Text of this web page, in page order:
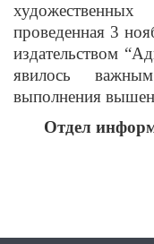
проведенная 3
издательством
явилось
выполнения
Отдел